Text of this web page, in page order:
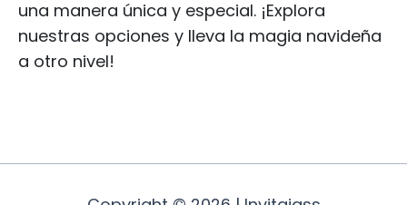
una manera única y especial. ¡Explora
nuestras opciones y lleva la magia navideña
a otro nivel!